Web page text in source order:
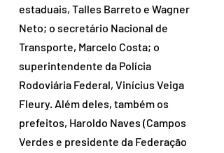
estaduais, Talles Barreto e Wagner
Neto; o secretário Nacional de
Transporte, Marcelo Costa; o
superintendente da Polícia
Rodoviária Federal, Vinícius Veiga
Fleury. Além deles, também os
prefeitos, Haroldo Naves (Campos
Verdes e presidente da Federação